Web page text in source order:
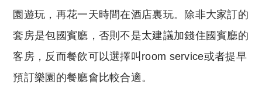
園遊玩，再花一天時間在酒店裏玩。除非大家訂的
套房是包國賓廳，否則不是太建議加錢住國賓廳的
客房，反而餐飲可以選擇叫room service或者提早
預訂樂園的餐廳會比較合適。